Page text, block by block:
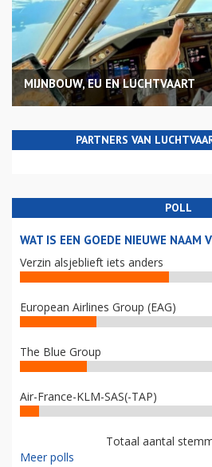
MIJNBOUW, EU EN LUCHTVAART
PARTNERS VAN
POLL
WAT IS EEN GOEDE NIEUWE NAAM
Verzin alsjeblieft iets anders
European Airlines Group (EAG)
The Blue Group
Air-France-KLM-SAS(-TAP)
Totaal aantal
Meer polls